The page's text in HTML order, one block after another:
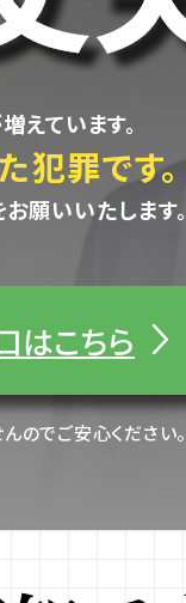
えています。
犯罪です。
願いいたします。
はこちら
でご安心ください。